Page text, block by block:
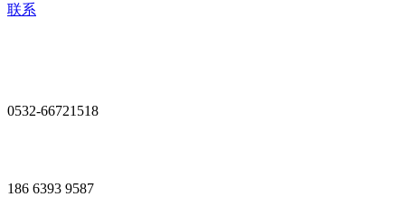
联系
0532-66721518
186 6393 9587